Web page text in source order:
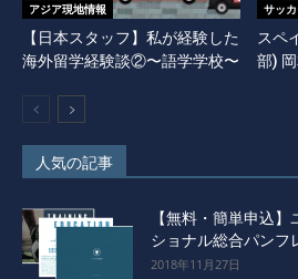
アジア現地情報
【日本スタッフ】私が経験した
海外留学経験談②〜語学学校〜
サッ
スペ
部)
人気の記事
【無料・簡単申込
ショナル総合パンフ
2018年11月27日